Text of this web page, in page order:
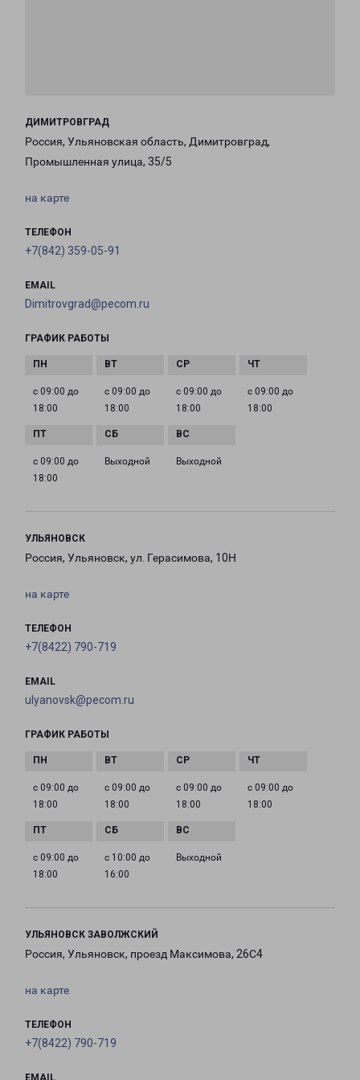
ДИМИТРОВГРАД
Россия, Ульяновская область, Димитровград,
Промышленная улица, 35/5
на карте
ТЕЛЕФОН
+7(842) 359-05-91
EMAIL
Dimitrovgrad@pecom.ru
ГРАФИК РАБОТЫ
с 09:00 до
18:00
с 09:00 до
18:00
с 09:00 до
18:00
с 09:00 до
18:00
с 09:00 до
18:00
Выходной Выходной
УЛЬЯНОВСК
Россия, Ульяновск, ул. Герасимова, 10Н
на карте
ТЕЛЕФОН
+7(8422) 790-719
EMAIL
ulyanovsk@pecom.ru
ГРАФИК РАБОТЫ
с 09:00 до
18:00
с 09:00 до
18:00
с 09:00 до
18:00
с 09:00 до
18:00
с 09:00 до
18:00
с 10:00 до
16:00
Выходной
УЛЬЯНОВСК ЗАВОЛЖСКИЙ
Россия, Ульяновск, проезд Максимова, 26С4
на карте
ТЕЛЕФОН
+7(8422) 790-719